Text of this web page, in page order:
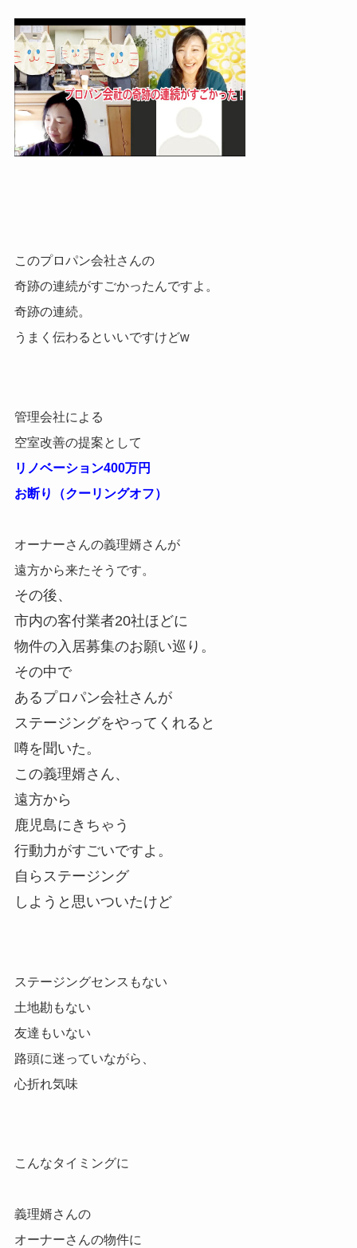
このプロパン会社さんの
奇跡の連続がすごかったんですよ。
奇跡の連続。
うまく伝わるといいですけどw
管理会社による
空室改善の提案として
リノベーション400万円
お断り（クーリングオフ）
オーナーさんの義理婿さんが
遠方から来たそうです。
その後、
市内の客付業者20社ほどに
物件の入居募集のお願い巡り。
その中で
あるプロパン会社さんが
ステージングをやってくれると
噂を聞いた。
この義理婿さん、
遠方から
鹿児島にきちゃう
行動力がすごいですよ。
自らステージング
しようと思いついたけど
ステージングセンスもない
土地勘もない
友達もいない
路頭に迷っていながら、
心折れ気味
こんなタイミングに
義理婿さんの
オーナーさんの物件に